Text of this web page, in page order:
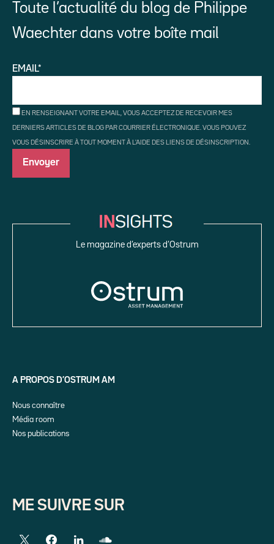
Toute l’actualité du blog de Philippe
Waechter dans votre boîte mail
EMAIL*
EN RENSEIGNANT VOTRE EMAIL, VOUS ACCEPTEZ DE RECEVOIR MES
DERNIERS ARTICLES DE BLOG PAR COURRIER ÉLECTRONIQUE. VOUS POUVEZ
VOUS DÉSINSCRIRE À TOUT MOMENT À L'AIDE DES LIENS DE DÉSINSCRIPTION.
Le magazine d’experts d’Ostrum
A PROPOS D’OSTRUM AM
Nous connaître
Média room
Nos publications
ME SUIVRE SUR